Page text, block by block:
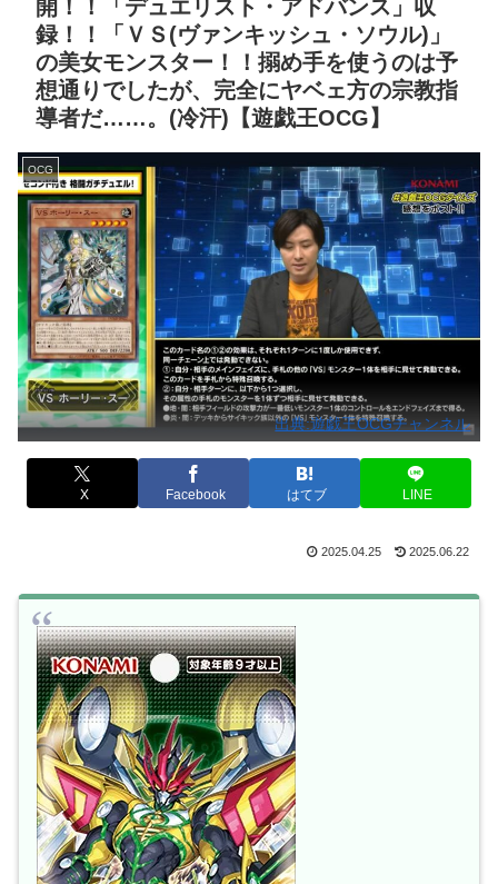
開！！「デュエリスト・アドバンス」収
録！！「ＶＳ(ヴァンキッシュ・ソウル)」
の美女モンスター！！搦め手を使うのは予
想通りでしたが、完全にヤベェ方の宗教指
導者だ……。(冷汗)【遊戯王OCG】
OCG
出典:遊戯王OCGチャンネル
X Facebook はてブ LINE
2025.04.25 2025.06.22